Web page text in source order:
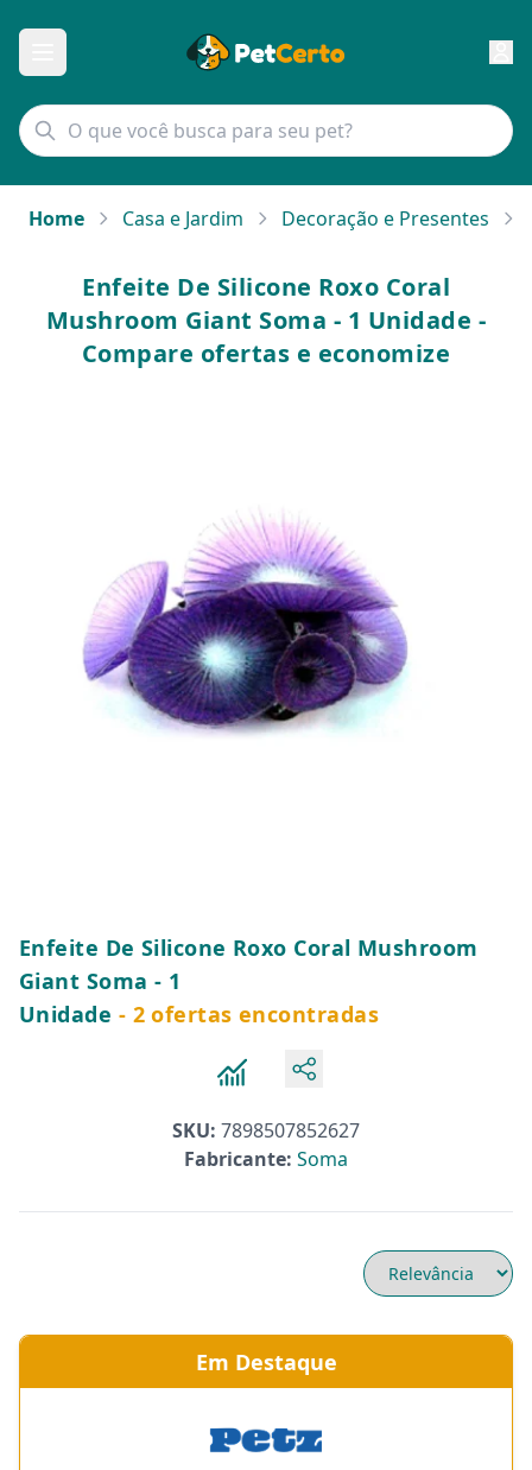
Home Casa e Jardim Decoração e Presentes
Enfeite De Silicone Roxo Coral
Mushroom Giant Soma - 1 Unidade -
Compare ofertas e economize
Enfeite De Silicone Roxo Coral Mushroom
Giant Soma - 1
Unidade - 2 ofertas encontradas
SKU: 7898507852627
Fabricante: Soma
Em Destaque